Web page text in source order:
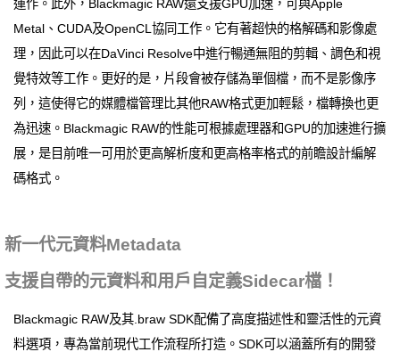
運作。此外，Blackmagic RAW還支援GPU加速，可與Apple
Metal、CUDA及OpenCL協同工作。它有著超快的格解碼和影像處
理，因此可以在DaVinci Resolve中進行暢通無阻的剪輯、調色和視
覺特效等工作。更好的是，片段會被存儲為單個檔，而不是影像序
列，這使得它的媒體檔管理比其他RAW格式更加輕鬆，檔轉換也更
為迅速。Blackmagic RAW的性能可根據處理器和GPU的加速進行擴
展，是目前唯一可用於更高解析度和更高格率格式的前瞻設計編解
碼格式。
新一代元資料Metadata
支援自帶的元資料和用戶自定義Sidecar檔！
Blackmagic RAW及其.braw SDK配備了高度描述性和靈活性的元資
料選項，專為當前現代工作流程所打造。SDK可以涵蓋所有的開發